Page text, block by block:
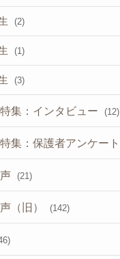
(2)
(1)
(3)
集：インタビュー (12)
集：保護者アンケート
(21)
（旧） (142)